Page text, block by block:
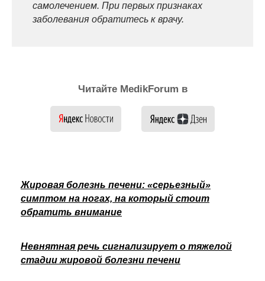
самолечением. При первых признаках
заболевания обратитесь к врачу.
Читайте MedikForum в
Жировая болезнь печени: «серьезный»
симптом на ногах, на который стоит
обратить внимание
Невнятная речь сигнализирует о тяжелой
стадии жировой болезни печени